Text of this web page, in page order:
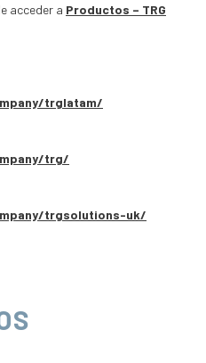
acceder a Productos – TRG
trglatam/
trg/
trgsolutions-uk/